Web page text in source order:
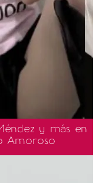
y más en
Amoroso